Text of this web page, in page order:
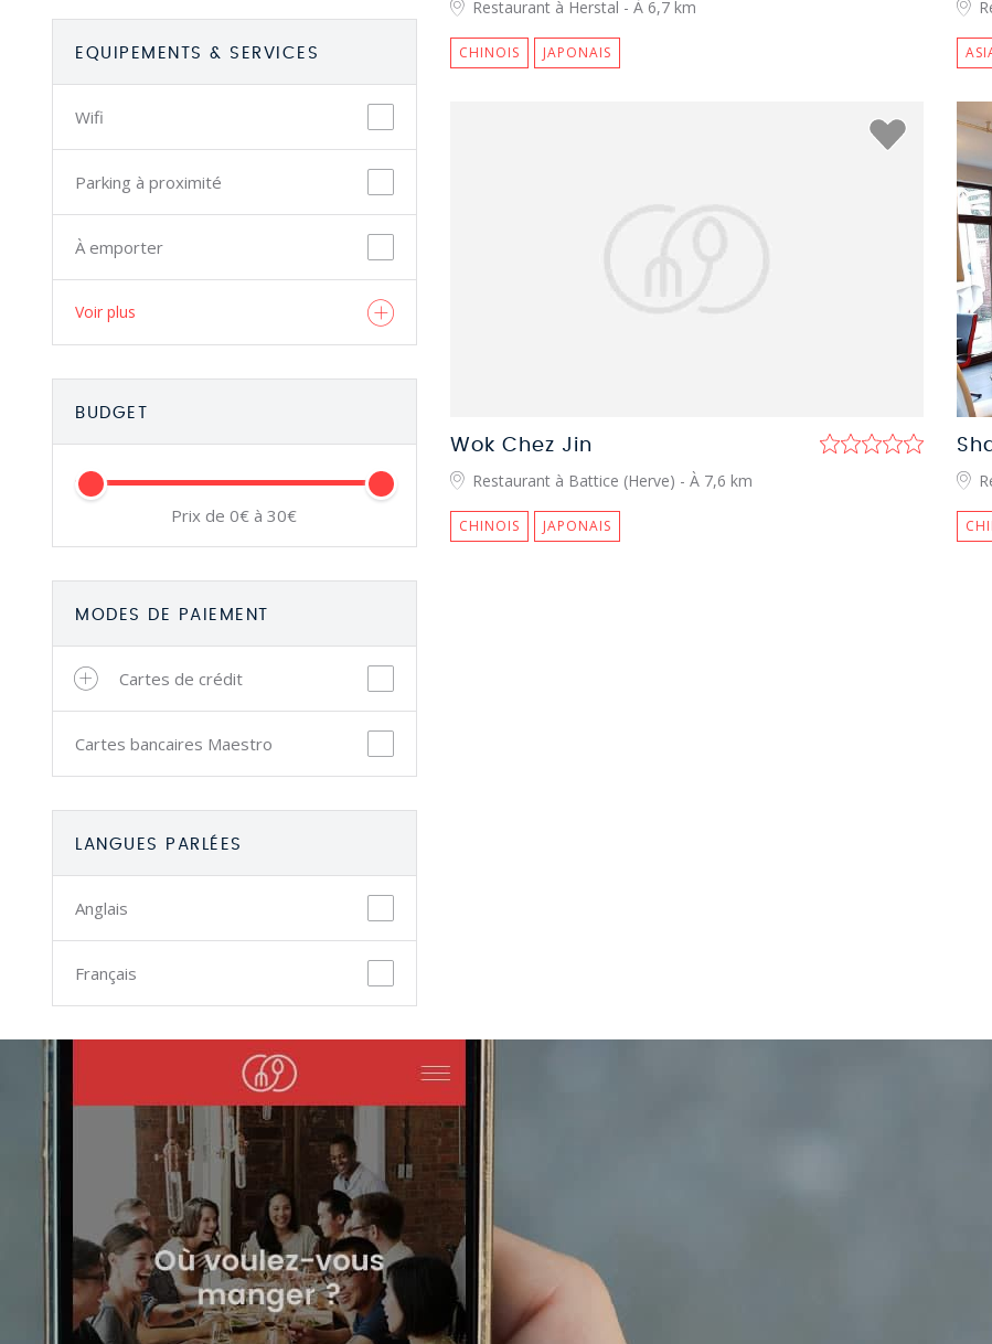
EQUIPEMENTS & SERVICES
Wifi
Parking à proximité
À emporter
Voir plus
BUDGET
Prix de 0€ à 30€
MODES DE PAIEMENT
Cartes de crédit
Cartes bancaires Maestro
LANGUES PARLÉES
Anglais
Français
Restaurant à Herstal - À 6,7 km
CHINOIS JAPONAIS
Wok Chez Jin
Restaurant à Battice (Herve) - À 7,6 km
CHINOIS JAPONAIS